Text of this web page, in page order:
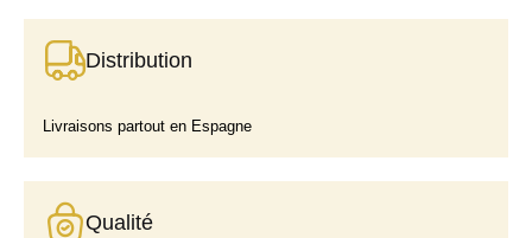
Distribution
Livraisons partout en Espagne
Qualité